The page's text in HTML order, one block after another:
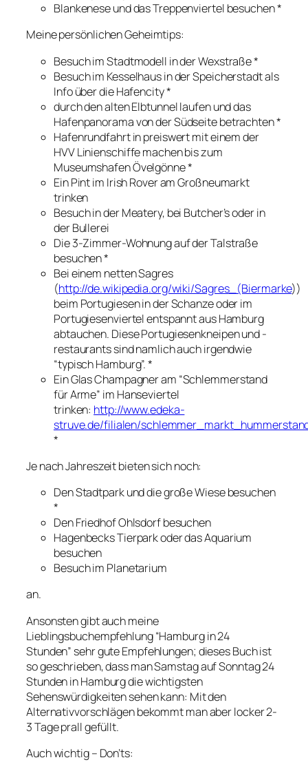
Blankenese und das Treppenviertel besuchen *
Meine persönlichen Geheimtips:
Besuch im Stadtmodell in der Wexstraße *
Besuch im Kesselhaus in der Speicherstadt als
Info über die Hafencity *
durch den alten Elbtunnel laufen und das
Hafenpanorama von der Südseite betrachten *
Hafenrundfahrt in preiswert mit einem der
HVV Linienschiffe machen bis zum
Museumshafen Övelgönne *
Ein Pint im Irish Rover am Großneumarkt
trinken
Besuch in der Meatery, bei Butcher’s oder in
der Bullerei
Die 3-Zimmer-Wohnung auf der Talstraße
besuchen *
Bei einem netten Sagres
(http://de.wikipedia.org/wiki/Sagres_(Biermarke))
beim Portugiesen in der Schanze oder im
Portugiesenviertel entspannt aus Hamburg
abtauchen. Diese Portugiesenkneipen und -
restaurants sind namlich auch irgendwie
“typisch Hamburg”. *
Ein Glas Champagner am “Schlemmerstand
für Arme” im Hanseviertel
trinken: http://www.edeka-
struve.de/filialen/
*
Je nach Jahreszeit bieten sich noch:
Den Stadtpark und die große Wiese besuchen
*
Den Friedhof Ohlsdorf besuchen
Hagenbecks Tierpark oder das Aquarium
besuchen
Besuch im Planetarium
an.
Ansonsten gibt auch meine
Lieblingsbuchempfehlung “Hamburg in 24
Stunden” sehr gute Empfehlungen; dieses Buch ist
so geschrieben, dass man Samstag auf Sonntag 24
Stunden in Hamburg die wichtigsten
Sehenswürdigkeiten sehen kann: Mit den
Alternativvorschlägen bekommt man aber locker 2-
3 Tage prall gefüllt.
Auch wichtig – Don’ts: